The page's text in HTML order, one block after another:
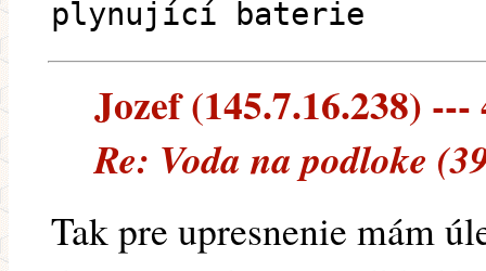
plynující baterie
Jozef (145.7.16.238) ---
Re: Voda na podloke
Tak pre upresnenie mám